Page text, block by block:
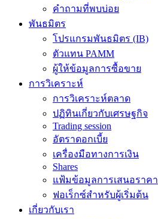
คำถามที่พบบ่อย
พันธมิตร
โปรแกรมพันธมิตร (IB)
ตัวแทน PAMM
ผู้ให้ข้อมูลการซื้อขาย
การวิเคราะห์
การวิเคราะห์ตลาด
ปฏิทินเกี่ยวกับเศรษฐกิจ
Trading session
อัตราดอกเบี้ย
เครื่องมือทางการเงิน
Shares
แฟ้มข้อมูลการเสนอราคา
ฟอเร็กซ์สำหรับผู้เริ่มต้น
เกี่ยวกับเรา